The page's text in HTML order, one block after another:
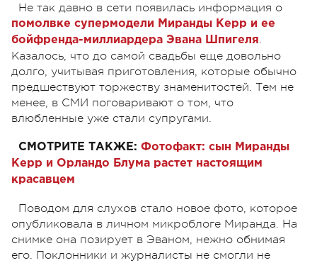
Не так давно в сети появилась информация о
помолвке супермодели Миранды Керр и ее
бойфренда-миллиардера Эвана Шпигеля.
Казалось, что до самой свадьбы еще довольно
долго, учитывая приготовления, которые обычно
предшествуют торжеству знаменитостей. Тем не
менее, в СМИ поговаривают о том, что
влюбленные уже стали супругами.
СМОТРИТЕ ТАКЖЕ: Фотофакт: сын Миранды
Керр и Орландо Блума растет настоящим
красавцем
Поводом для слухов стало новое фото, которое
опубликовала в личном микроблоге Миранда. На
снимке она позирует в Эваном, нежно обнимая
его. Поклонники и журналисты не смогли не